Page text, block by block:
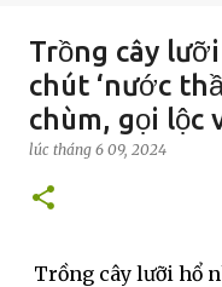
Trồng cây
chút ‘nước
chùm, gọi lộc
lúc tháng 6 09, 2024
Trồng cây lưỡi hổ